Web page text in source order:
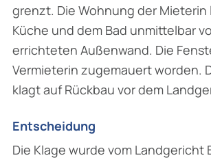
grenzt. Die Wohnung der
Küche und dem Bad unmittelbar
errichteten Außenwand. Die
Vermieterin zugemauert worden.
klagt auf Rückbau vor dem
Entscheidung
Die Klage wurde vom Landgericht